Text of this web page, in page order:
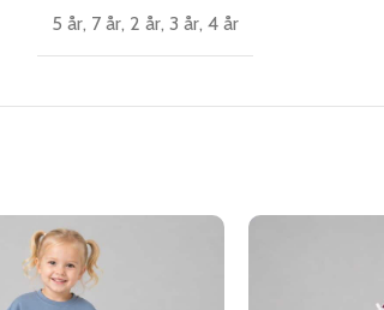
5 år, 7 år, 2 år, 3 år, 4 år